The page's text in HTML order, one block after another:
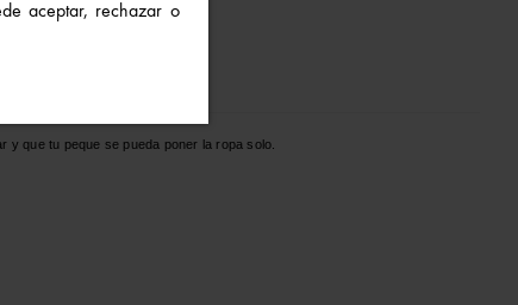
aceptar, rechazar o
y que tu peque se pueda poner la ropa solo.